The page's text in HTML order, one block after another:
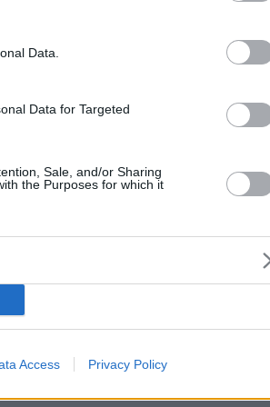
Data.
Data for Targeted
Sale, and/or Sharing
the Purposes for which it
Access Privacy Policy
ήταν το καλύτερο
η πρόσβαση στην
του Δήμου
22 λεπτά
από την υψηλή γέφυρα,